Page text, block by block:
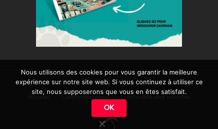
© 2026 BARMAG
Accueil Contactez-nous
Nous utilisons des cookies pour vous garantir la meilleure
expérience sur notre site web. Si vous continuez à utiliser ce
site, nous supposerons que vous en êtes satisfait.
OK